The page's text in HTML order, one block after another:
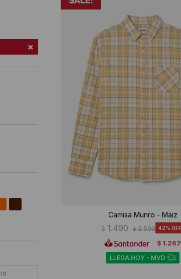
Camisa Munro - Maiz
$ 1.490 $ 2.590 42
$ 1.267
LLEGA HOY - MVD